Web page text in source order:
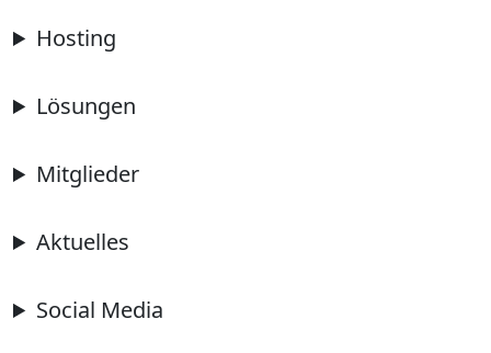
Hosting
Lösungen
Mitglieder
Aktuelles
Social Media